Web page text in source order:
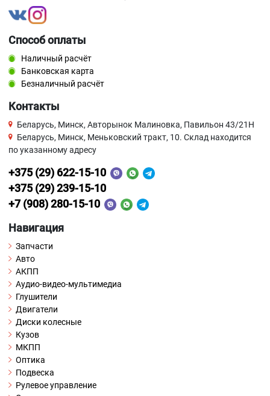
Способ оплаты
Наличный расчёт
Банковская карта
Безналичный расчёт
Контакты
Беларусь, Минск, Авторынок Малиновка, Павильон 43/21Н
Беларусь, Минск, Меньковский тракт, 10. Склад находится
по указанному адресу
+375 (29) 622-15-10
+375 (29) 239-15-10
+7 (908) 280-15-10
Навигация
Запчасти
Авто
АКПП
Аудио-видео-мультимедиа
Глушители
Двигатели
Диски колесные
Кузов
МКПП
Оптика
Подвеска
Рулевое управление